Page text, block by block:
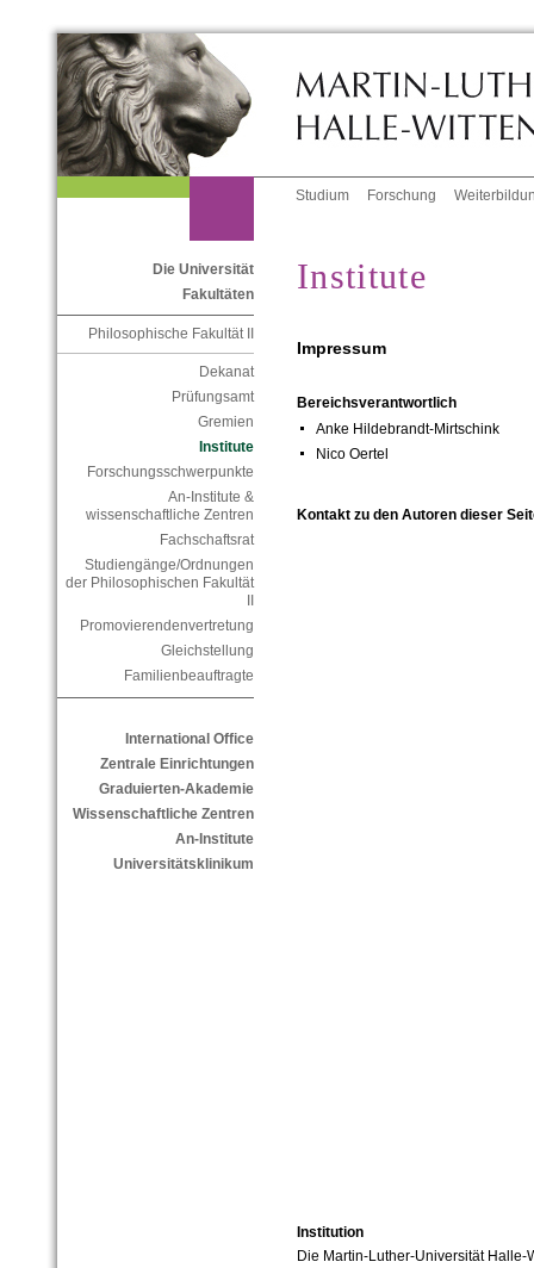
Studium Forschung
Die Universität
Fakultäten
Philosophische Fakultät II
Dekanat
Prüfungsamt
Gremien
Institute
Forschungsschwerpunkte
An-Institute &
wissenschaftliche Zentren
Fachschaftsrat
Studiengänge/Ordnungen
der Philosophischen Fakultät
Promovierendenvertretung
Gleichstellung
Familienbeauftragte
International Office
Zentrale Einrichtungen
Graduierten-Akademie
Wissenschaftliche Zentren
An-Institute
Universitätsklinikum
Institute
Impressum
Bereichsverantwortlich
Anke Hildebrandt-Mirtschink
Nico Oertel
Kontakt zu den Autoren dieser
Institution
Die Martin-Luther-Universität